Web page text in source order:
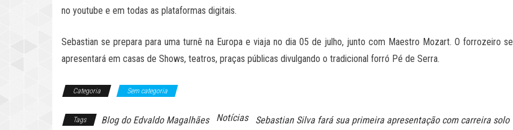
no youtube e em todas as plataformas digitais.
Sebastian se prepara para uma turnê na Europa e viaja no dia 05 de julho, junto com Maestro Mozart. O forrozeiro se
apresentará em casas de Shows, teatros, praças públicas divulgando o tradicional forró Pé de Serra.
Categoria Sem categoria
Tags Blog do Edvaldo Magalhães Notícias
Sebastian Silva fará sua primeira apresentação com carreira solo